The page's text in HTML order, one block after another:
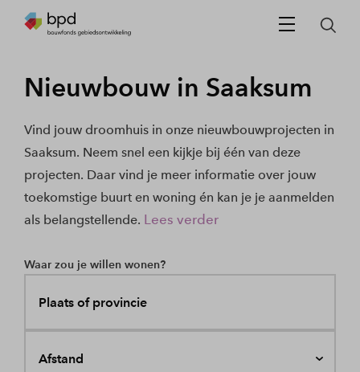
Nieuwbouw in Saaksum
Vind jouw droomhuis in onze nieuwbouwprojecten in
Saaksum. Neem snel een kijkje bij één van deze
projecten. Daar vind je meer informatie over jouw
toekomstige buurt en woning én kan je je aanmelden
als belangstellende. Lees verder
Waar zou je willen wonen?
Plaats of provincie
Afstand